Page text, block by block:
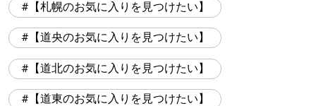
【札幌のお気に入りを見つけたい】
【道央のお気に入りを見つけたい】
【道北のお気に入りを見つけたい】
【道東のお気に入りを見つけたい】